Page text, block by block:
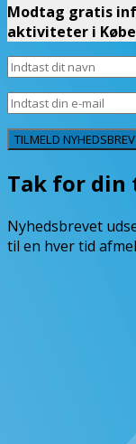
Modtag gratis
aktiviteter i
TILMELD NYHEDSBREV
Tak for
Nyhedsbrevet
til en hver tid